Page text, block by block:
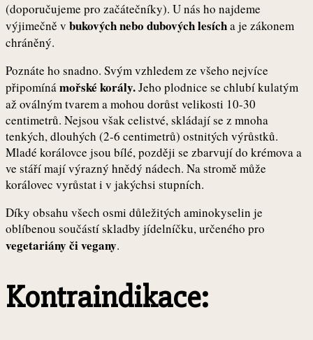
(doporučujeme pro začátečníky). U nás ho najdeme
výjimečně v bukových nebo dubových lesícha je zákonem
chráněný.
Poznáte ho snadno. Svým vzhledem ze všeho nejvíce
připomíná mořské korály.Jeho plodnice se chlubí kulatým
až oválným tvarem a mohou dorůst velikosti 10-30
centimetrů. Nejsou však celistvé, skládají se z mnoha
tenkých, dlouhých (2-6 centimetrů) ostnitých výrůstků.
Mladé korálovce jsou bílé, později se zbarvují do krémova a
ve stáří mají výrazný hnědý nádech. Na stromě může
korálovec vyrůstat i v jakýchsi stupních.
Díky obsahu všech osmi důležitých aminokyselin je
oblíbenou součástí skladby jídelníčku, určeného pro
vegetariány či vegany.
Kontraindikace: